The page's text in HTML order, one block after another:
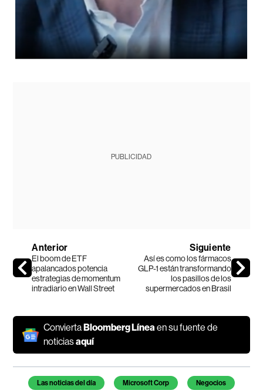
PUBLICIDAD
Anterior
El boom de ETF
apalancados potencia
estrategias de momentum
intradiario en Wall Street
Siguiente
Así es como los fármacos
GLP-1 están transformando
los pasillos de los
supermercados en Brasil
Convierta Bloomberg Líneaen su fuente de
noticiasaquí
Temas de este artículo
Las noticias del día Microsoft Corp Negocios